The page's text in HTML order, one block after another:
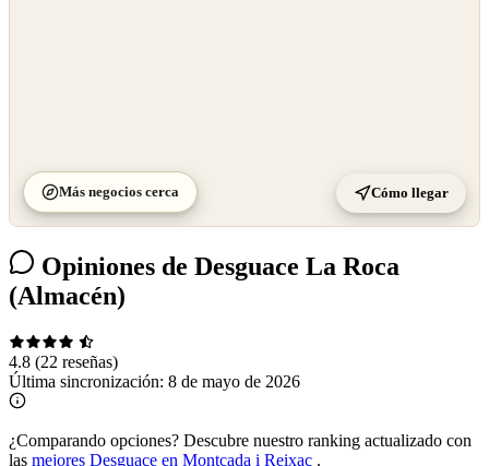
Más negocios cerca Cómo llegar
Opiniones de Desguace La Roca
(Almacén)
4.8 (22 reseñas)
Última sincronización: 8 de mayo de 2026
¿Comparando opciones? Descubre nuestro ranking actualizado con
las mejores Desguace en Montcada i Reixac .